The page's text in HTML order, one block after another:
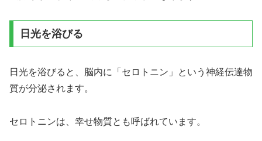
日光を浴びる
日光を浴びると、脳内に「セロトニン」という神経伝達物
質が分泌されます。
セロトニンは、幸せ物質とも呼ばれています。